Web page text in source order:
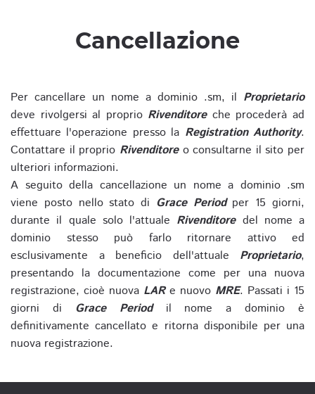
Cancellazione
Per cancellare un nome a dominio .sm, il Proprietario
deve rivolgersi al proprio Rivenditoreche procederà ad
effettuare l'operazione presso la Registration Authority.
Contattare il proprio Rivenditoreo consultarne il sito per
ulteriori informazioni.
A seguito della cancellazione un nome a dominio .sm
viene posto nello stato di Grace Periodper 15 giorni,
durante il quale solo l'attuale Rivenditoredel nome a
dominio stesso può farlo ritornare attivo ed
esclusivamente a beneficio dell'attuale Proprietario,
presentando la documentazione come per una nuova
registrazione, cioè nuova LARe nuovo MRE. Passati i 15
giorni di Grace Periodil nome a dominio è
definitivamente cancellato e ritorna disponibile per una
nuova registrazione.